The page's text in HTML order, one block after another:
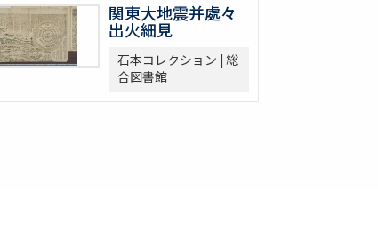
関東大地震并處々
出火細見
石本コレクション | 総
合図書館